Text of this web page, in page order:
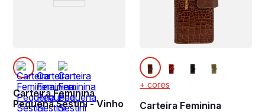
Carteira Feminina
Pequena Sestini - Vinho
+ cores
Carteira Feminina